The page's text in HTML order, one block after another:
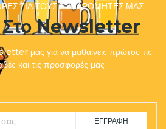
ΓΙΑ ΤΟΥΣ ΣΥΝΔΡΟΜΗΤΈΣ ΜΑΣ
Newsletter
μας για να μαθαίνεις πρώτος τις
και τις προσφορές μας
ΕΓΓΡΑΦΉ